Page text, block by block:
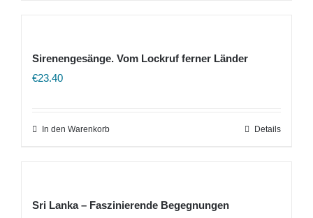
Sirenengesänge. Vom Lockruf ferner Länder
€23.40
In den Warenkorb Details
Sri Lanka – Faszinierende Begegnungen